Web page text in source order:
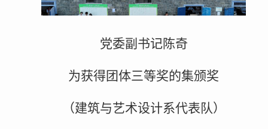
党委副书记陈奇
为获得团体三等奖的集颁奖
（建筑与艺术设计系代表队）